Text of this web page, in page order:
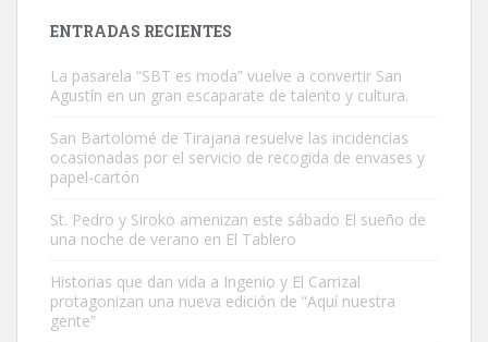
Adopción urgente
Busco adopción responsable para mi perra. Pastor alemán,
hembra, 4 años. Por motivos personales ...
ENTRADAS RECIENTES
La pasarela “SBT es moda” vuelve a convertir San
Agustín en un gran escaparate de talento y cultura.
San Bartolomé de Tirajana resuelve las incidencias
ocasionadas por el servicio de recogida de envases y
papel-cartón
St. Pedro y Siroko amenizan este sábado El sueño de
una noche de verano en El Tablero
Historias que dan vida a Ingenio y El Carrizal
protagonizan una nueva edición de “Aquí nuestra
gente”